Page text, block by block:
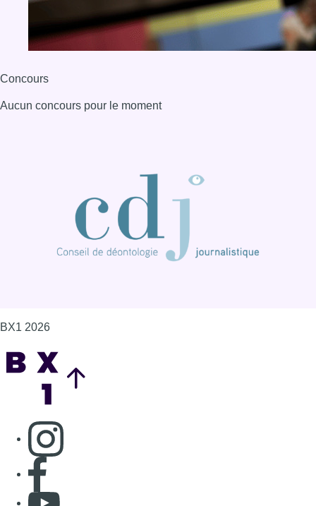
Concours
Aucun concours pour le moment
BX1 2026
Consulter page Instagram
Consulter page Facebook
Consulter Youtube